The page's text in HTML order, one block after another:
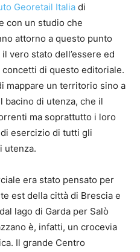
Georetail Italia di
con un studio che
attorno a questo punto
vero stato dell’essere ed
di questo editoriale.
mappare un territorio sino a
bacino di utenza, che il
ma soprattutto i loro
esercizio di tutti gli
utenza.
era stato pensato per
est della città di Brescia e
lago di Garda per Salò
è, infatti, un crocevia
Il grande Centro